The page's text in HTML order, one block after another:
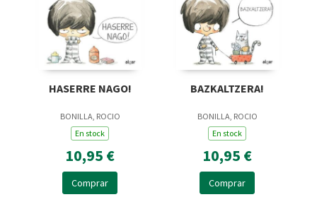
HASERRE NAGO!
BONILLA, ROCIO
En stock
10,95 €
Comprar
BAZKALTZERA!
BONILLA, ROCIO
En stock
10,95 €
Comprar